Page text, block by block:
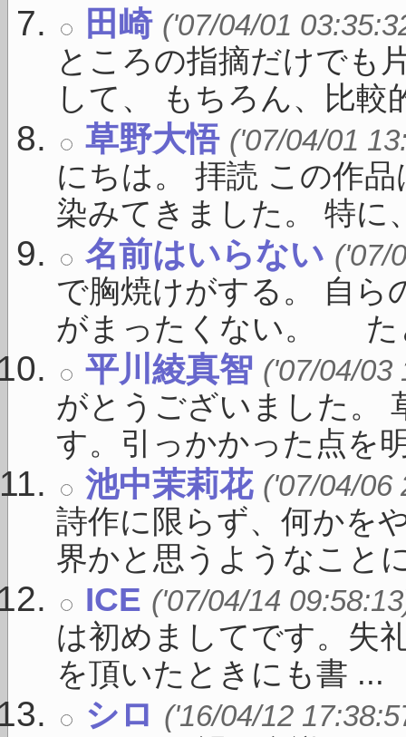
田崎 ('07/04/01
ところの指摘だけでも
して、 もちろん、比較
草野大悟 ('07/04/01
にちは。 拝読 この作
染みてきました。 特に
名前はいらない ('07/
で胸焼けがする。 自ら
がまったくない。 た
平川綾真智 ('07/04/03
がとうございました。
す。引っかかった点を
池中茉莉花 ('07/04/06
詩作に限らず、何かを
界かと思うようなこと
ICE ('07/04/14
は初めましてです。失
を頂いたときにも書 ...
シロ ('16/04/12